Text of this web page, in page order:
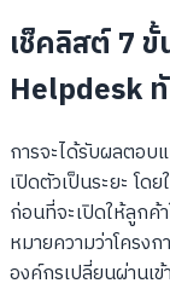
เช็คลิสต์ 7
Helpdesk
การจะได้รับผลตอ
เปิดตัวเป็นระยะ โ
ก่อนที่จะเปิดให้ลูกค้
หมายความว่าโครง
องค์กรเปลี่ยนผ่านเ